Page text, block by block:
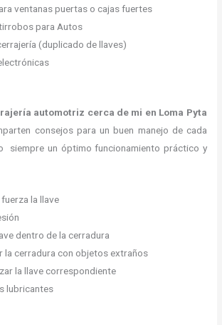
ventanas puertas o cajas fuertes
para Autos
(duplicado de llaves)
automotriz cerca de mi en Loma Pyta
consejos para un buen manejo de cada
siempre un óptimo funcionamiento práctico y
la llave
dentro de la cerradura
la cerradura con objetos extraños
la llave correspondiente
lubricantes